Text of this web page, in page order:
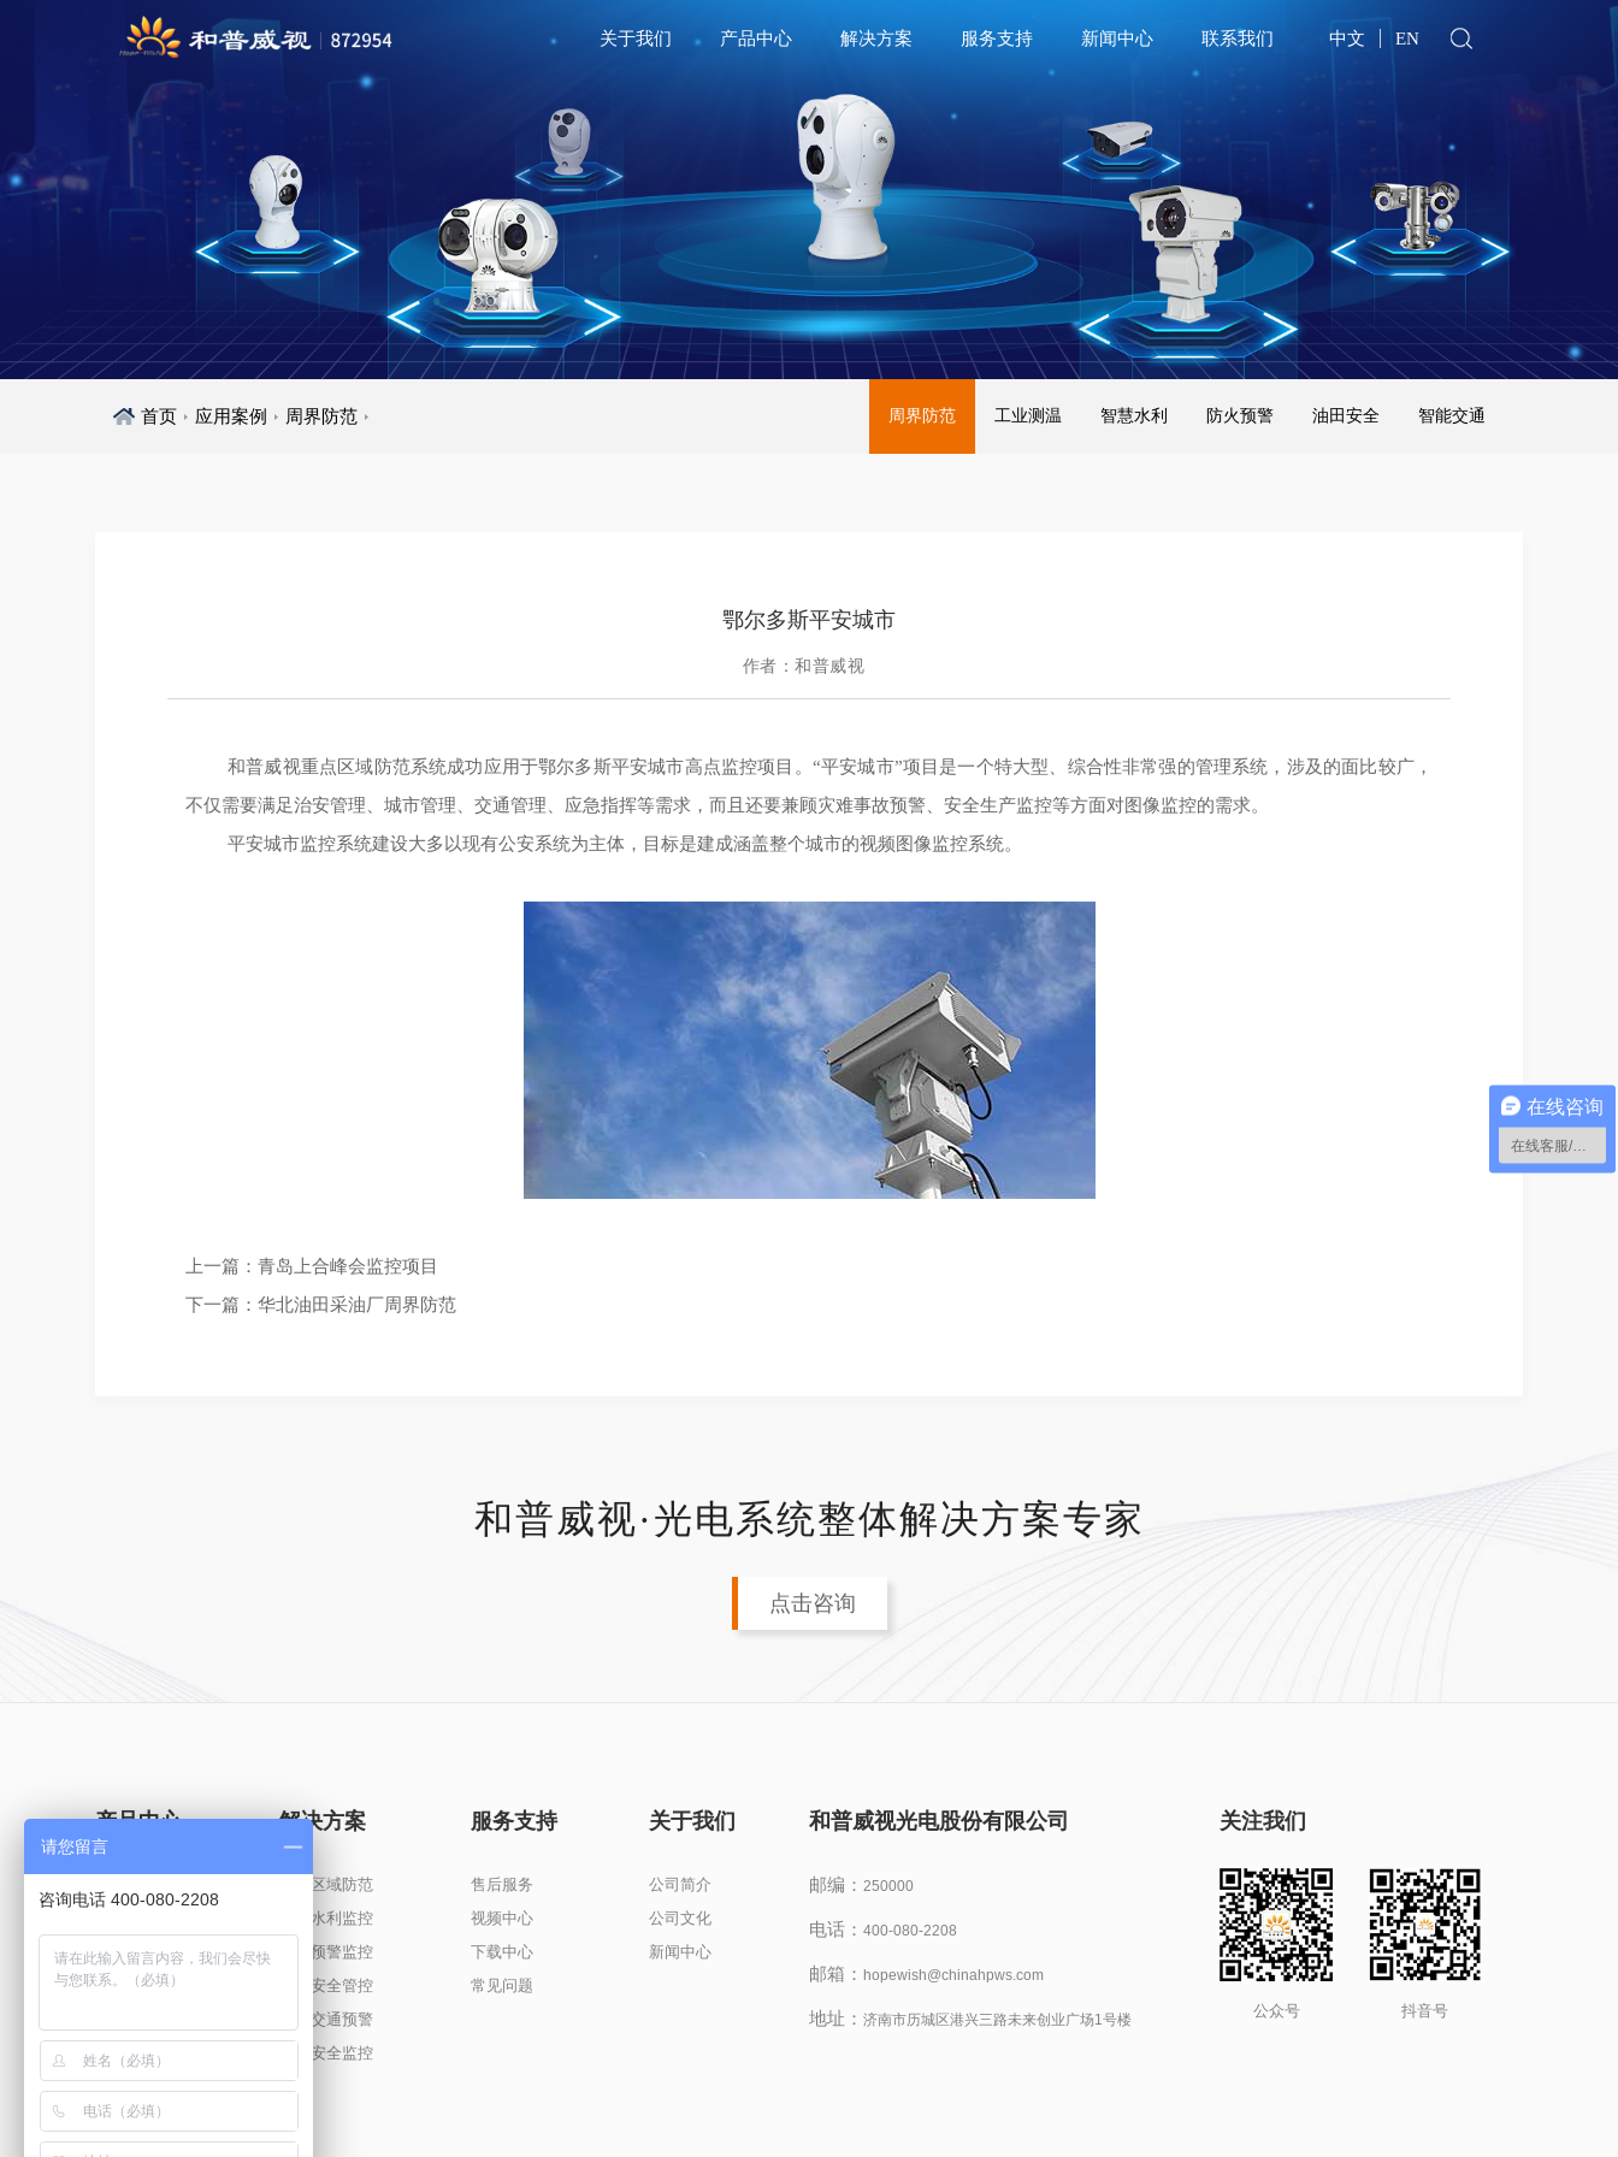
关于我们 产品中心 解决方案 服务支持 新闻中心 联系我们 中文 EN
首页 应用案例 周界防范 周界防范 工业测温 智慧水利 防火预警 油田安全 智能交通
鄂尔多斯平安城市
作者：和普威视
和普威视重点区域防范系统成功应用于鄂尔多斯平安城市高点监控项目。“平安城市”项目是一个特大型、综合性非常强的管理系统，涉及的面比较广，
不仅需要满足治安管理、城市管理、交通管理、应急指挥等需求，而且还要兼顾灾难事故预警、安全生产监控等方面对图像监控的需求。
平安城市监控系统建设大多以现有公安系统为主体，目标是建成涵盖整个城市的视频图像监控系统。
上一篇：青岛上合峰会监控项目
下一篇：华北油田采油厂周界防范
和普威视·光电系统整体解决方案专家
点击咨询
产品中心
激光摄像机
多波段摄像机
单兵光电装备
热成像模组
智能光电转台
解决方案
重点区域防范
智慧水利监控
防火预警监控
油田安全管控
智能交通预警
机场安全监控
服务支持
售后服务
视频中心
下载中心
常见问题
关于我们
公司简介
公司文化
新闻中心
和普威视光电股份有限公司
邮编： 250000
电话： 400-080-2208
邮箱： hopewish@chinahpws.com
地址： 济南市历城区港兴三路未来创业广场1号楼
关注我们
公众号 抖音号
在线咨询
请您留言
咨询电话 400-080-2208